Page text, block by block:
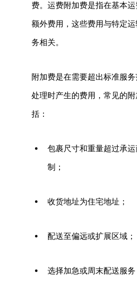
费。运费附加费是指在基本
额外费用，这些费用与特定
务相关。
附加费是在需要超出标准服
处理时产生的费用，常见的
括：
包裹尺寸和重量超过承
制；
收货地址为住宅地址；
配送至偏远或扩展区域；
选择加急或周末配送服务